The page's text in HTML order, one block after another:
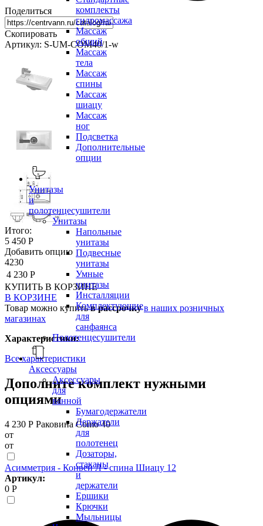
комплекты
гидромассажа
Массаж
общий
Массаж
тела
Массаж
спины
Массаж
шиацу
Массаж
ног
Подсветка
Дополнительные
опции
Унитазы
и
полотенцесушители
Унитазы
Напольные
унитазы
Подвесные
унитазы
Умные
унитазы
Инсталляции
Комплектующие
для
санфаянса
Полотенцесушители
Аксессуары
Аксессуары
для
ванной
Бумагодержатели
Держатели
для
полотенец
Дозаторы,
стаканы
и
держатели
Ершики
Крючки
Мыльницы
Поделиться
Скопировать
Артикул: S-UM-COM40/1-w
Итого:
5 450 Р
Добавить опцию
4230
4 230 Р
КУПИТЬ В КОРЗИНЕ
В КОРЗИНЕ
Товар можно купитьв рассрочку в наших розничных
магазинах
Характеристики:
Все характеристики
Дополните комплект нужными
опциями
4 230 Р Раковина Como 40
от
от
Асимметрия - Конвей Л - спина Шиацу 12
Артикул:
0 Р